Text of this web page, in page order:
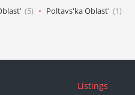
(5) Poltavs'ka Oblast' (1)
Listings